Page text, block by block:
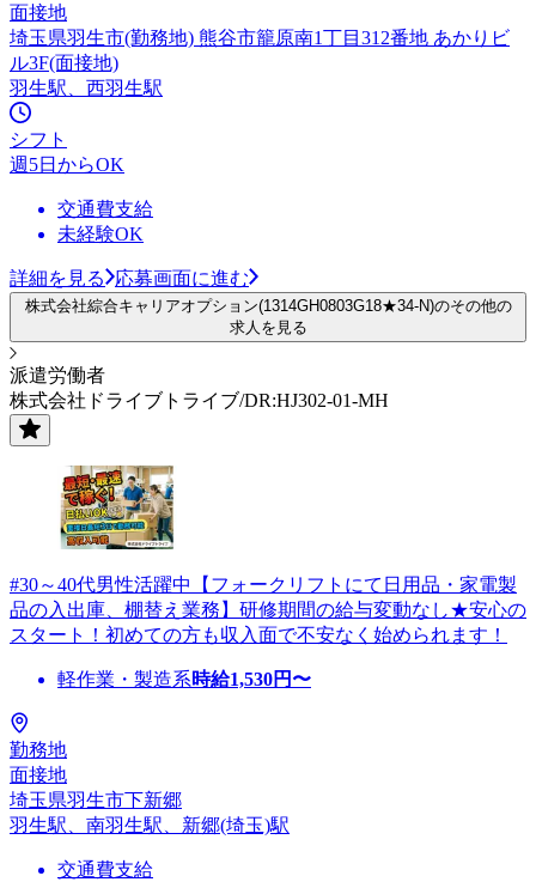
面接地
埼玉県羽生市(勤務地) 熊谷市籠原南1丁目312番地 あかりビ
ル3F(面接地)
羽生駅、西羽生駅
シフト
週5日からOK
交通費支給
未経験OK
詳細を見る 応募画面に進む
株式会社綜合キャリアオプション(1314GH0803G18★34-N)のその他の
求人を見る
派遣労働者
株式会社ドライブトライブ/DR:HJ302-01-MH
#30～40代男性活躍中【フォークリフトにて日用品・家電製
品の入出庫、棚替え業務】研修期間の給与変動なし★安心の
スタート！初めての方も収入面で不安なく始められます！
軽作業・製造系時給1,530円〜
勤務地
面接地
埼玉県羽生市下新郷
羽生駅、南羽生駅、新郷(埼玉)駅
交通費支給